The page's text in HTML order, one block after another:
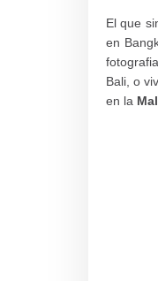
El que
en
Bali, o
en la